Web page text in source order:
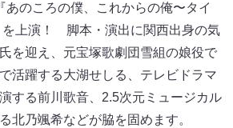
あのころの僕、これからの俺〜タイ
を上演！ 脚本・演出に関西出身の気
を迎え、元宝塚歌劇団雪組の娘役で
活躍する大湖せしる、テレビドラマ
する前川歌音、2.5次元ミュージカル
北乃颯希などが脇を固めます。